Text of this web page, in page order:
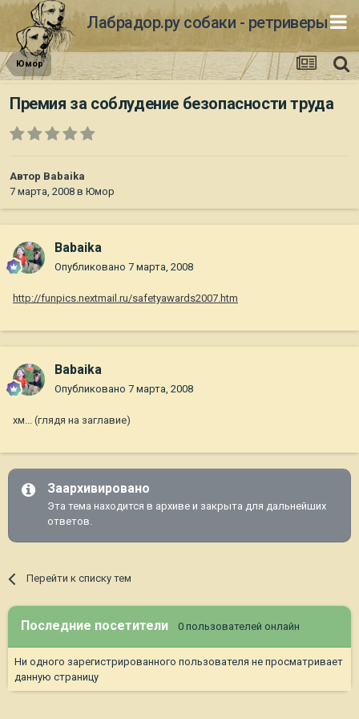
Лабрадор.ру собаки - ретриверы
Юмор
Премия за соблудение безопасности труда
Автор Babaika
7 марта, 2008 в Юмор
Babaika
Опубликовано 7 марта, 2008
http://funpics.nextmail.ru/safetyawards2007.htm
Babaika
Опубликовано 7 марта, 2008
хм... (глядя на заглавие)
Заархивировано
Эта тема находится в архиве и закрыта для дальнейших
ответов.
Перейти к списку тем
Последние посетители 0 пользователей онлайн
Ни одного зарегистрированного пользователя не просматривает
данную страницу